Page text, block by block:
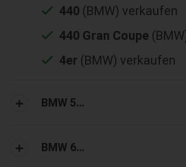
440 (BMW) verkaufen
440 Gran Coupe
4er (BMW) verkaufen
BMW 5...
BMW 6...